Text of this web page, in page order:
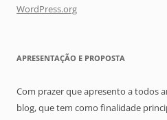
WordPress.org
APRESENTAÇÃO E PROPOSTA
Com prazer que apresento a todos
blog, que tem como finalidade